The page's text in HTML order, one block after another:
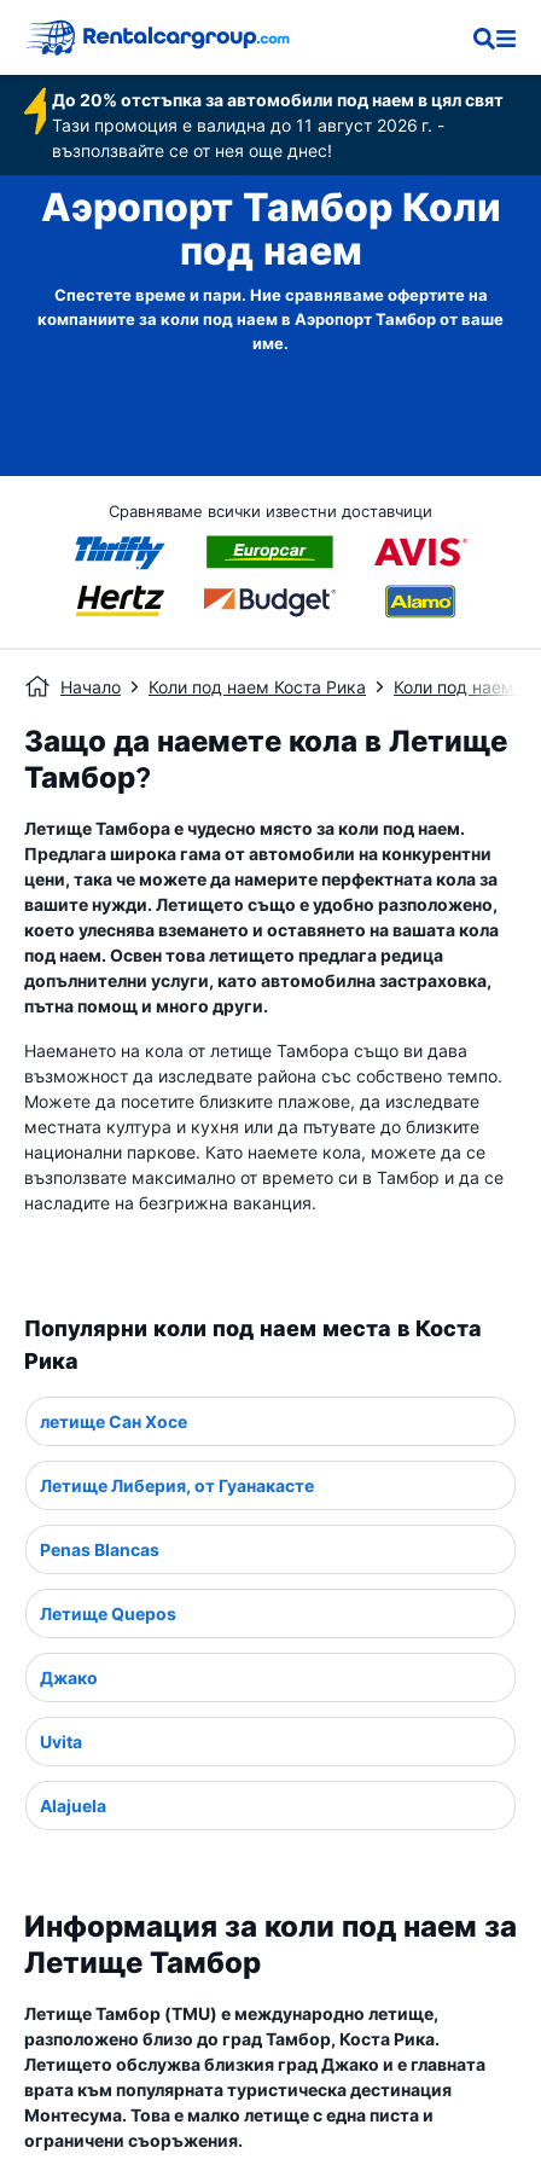
До 20% отстъпка за автомобили под наем в цял свят
Тази промоция е валидна до 11 август 2026 г. -
възползвайте се от нея още днес!
Аэропорт Тамбор Коли
под наем
Спестете време и пари. Ние сравняваме офертите на
компаниите за коли под наем в Аэропорт Тамбор от ваше
име.
Сравняваме всички известни доставчици
Начало Коли под наем Коста Рика Коли под наем
Защо да наемете кола в Летище
Тамбор?
Летище Тамбора е чудесно място за коли под наем.
Предлага широка гама от автомобили на конкурентни
цени, така че можете да намерите перфектната кола за
вашите нужди. Летището също е удобно разположено,
което улеснява вземането и оставянето на вашата кола
под наем. Освен това летището предлага редица
допълнителни услуги, като автомобилна застраховка,
пътна помощ и много други.
Наемането на кола от летище Тамбора също ви дава
възможност да изследвате района със собствено темпо.
Можете да посетите близките плажове, да изследвате
местната култура и кухня или да пътувате до близките
национални паркове. Като наемете кола, можете да се
възползвате максимално от времето си в Тамбор и да се
насладите на безгрижна ваканция.
Популярни коли под наем места в Коста
Рика
летище Сан Хосе
Летище Либерия, от Гуанакасте
Penas Blancas
Летище Quepos
Джако
Uvita
Alajuela
Информация за коли под наем за
Летище Тамбор
Летище Тамбор (TMU) е международно летище,
разположено близо до град Тамбор, Коста Рика.
Летището обслужва близкия град Джако и е главната
врата към популярната туристическа дестинация
Монтесума. Това е малко летище с една писта и
ограничени съоръжения.